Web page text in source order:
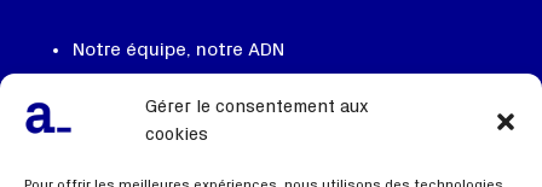
Gérer le consentement aux
cookies
Notre équipe, notre ADN
Contactez nous